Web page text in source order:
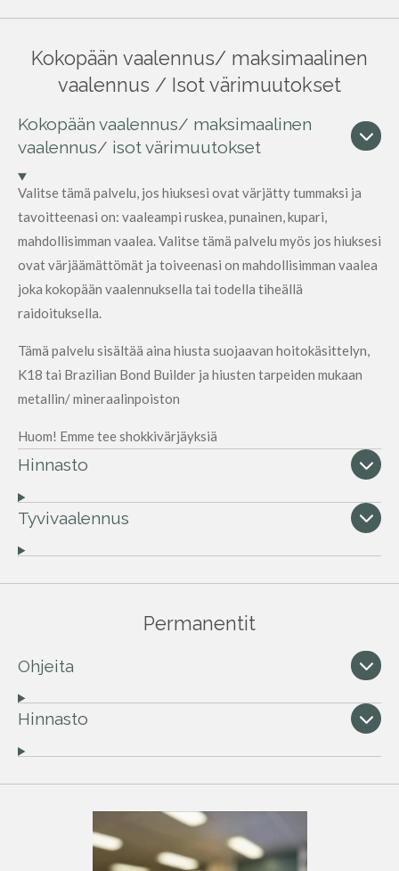
Kokopään vaalennus/ maksimaalinen
vaalennus / Isot värimuutokset
Kokopään vaalennus/ maksimaalinen
vaalennus/ isot värimuutokset
Valitse tämä palvelu, jos hiuksesi ovat värjätty tummaksi ja
tavoitteenasi on: vaaleampi ruskea, punainen, kupari,
mahdollisimman vaalea. Valitse tämä palvelu myös jos hiuksesi
ovat värjäämättömät ja toiveenasi on mahdollisimman vaalea
joka kokopään vaalennuksella tai todella tiheällä
raidoituksella.
Tämä palvelu sisältää aina hiusta suojaavan hoitokäsittelyn,
K18 tai Brazilian Bond Builder ja hiusten tarpeiden mukaan
metallin/ mineraalinpoiston
Huom! Emme tee shokkivärjäyksiä
Hinnasto
Tyvivaalennus
Permanentit
Ohjeita
Hinnasto